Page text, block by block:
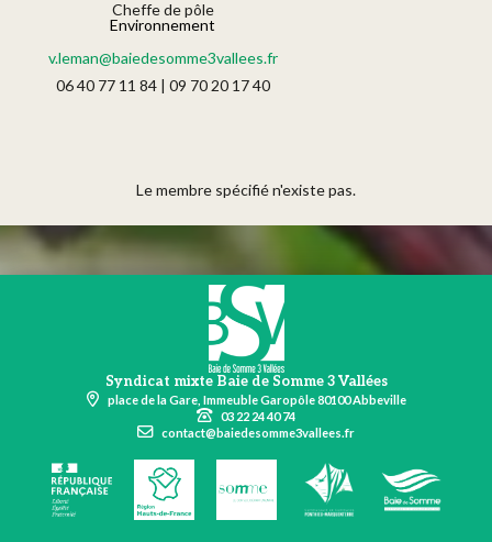
Cheffe de pôle
Environnement
v.leman@baiedesomme3vallees.fr
06 40 77 11 84 | 09 70 20 17 40
Le membre spécifié n'existe pas.
Syndicat mixte Baie de Somme 3 Vallées
place de la Gare, Immeuble Garopôle 80100 Abbeville
03 22 24 40 74
contact@baiedesomme3vallees.fr